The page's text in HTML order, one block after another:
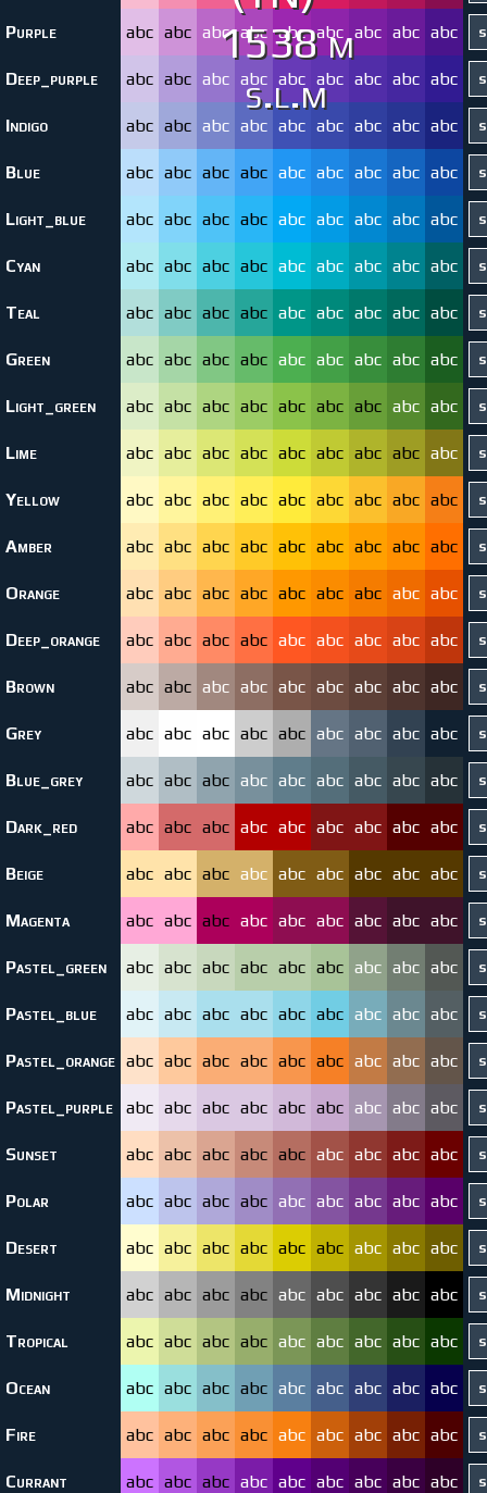
1538 m
s.l.m
Purple abc abc abc abc abc abc abc abc abc
Deep_purple abc abc abc abc abc abc abc abc abc
Indigo abc abc abc abc abc abc abc abc abc
Blue abc abc abc abc abc abc abc abc abc
Light_blue abc abc abc abc abc abc abc abc abc
Cyan abc abc abc abc abc abc abc abc abc
Teal abc abc abc abc abc abc abc abc abc
Green abc abc abc abc abc abc abc abc abc
Light_green abc abc abc abc abc abc abc abc abc
Lime abc abc abc abc abc abc abc abc abc
Yellow abc abc abc abc abc abc abc abc abc
Amber abc abc abc abc abc abc abc abc abc
Orange abc abc abc abc abc abc abc abc abc
Deep_orange abc abc abc abc abc abc abc abc abc
Brown abc abc abc abc abc abc abc abc abc
Grey abc abc abc abc abc abc abc abc abc
Blue_grey abc abc abc abc abc abc abc abc abc
Dark_red abc abc abc abc abc abc abc abc abc
Beige abc abc abc abc abc abc abc abc abc
Magenta abc abc abc abc abc abc abc abc abc
Pastel_green abc abc abc abc abc abc abc abc abc
Pastel_blue abc abc abc abc abc abc abc abc abc
Pastel_orange abc abc abc abc abc abc abc abc abc
Pastel_purple abc abc abc abc abc abc abc abc abc
Sunset abc abc abc abc abc abc abc abc abc
Polar abc abc abc abc abc abc abc abc abc
Desert abc abc abc abc abc abc abc abc abc
Midnight abc abc abc abc abc abc abc abc abc
Tropical abc abc abc abc abc abc abc abc abc
Ocean abc abc abc abc abc abc abc abc abc
Fire abc abc abc abc abc abc abc abc abc
Currant abc abc abc abc abc abc abc abc abc